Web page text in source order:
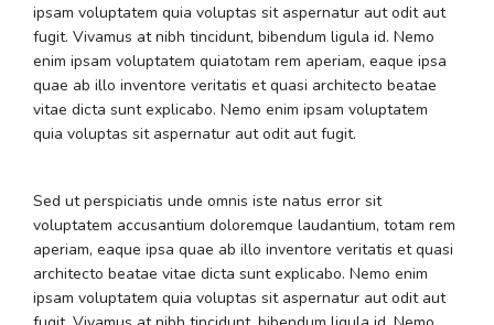
ipsam voluptatem quia voluptas sit aspernatur aut odit aut
fugit. Vivamus at nibh tincidunt, bibendum ligula id. Nemo
enim ipsam voluptatem quiatotam rem aperiam, eaque ipsa
quae ab illo inventore veritatis et quasi architecto beatae
vitae dicta sunt explicabo. Nemo enim ipsam voluptatem
quia voluptas sit aspernatur aut odit aut fugit.
Sed ut perspiciatis unde omnis iste natus error sit
voluptatem accusantium doloremque laudantium, totam rem
aperiam, eaque ipsa quae ab illo inventore veritatis et quasi
architecto beatae vitae dicta sunt explicabo. Nemo enim
ipsam voluptatem quia voluptas sit aspernatur aut odit aut